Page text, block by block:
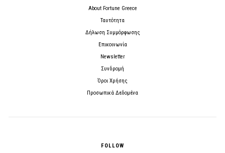
About Fortune Greece
Ταυτότητα
Δήλωση Συμμόρφωσης
Επικοινωνία
Newsletter
Συνδρομή
Όροι Χρήσης
Προσωπικά Δεδομένα
FOLLOW